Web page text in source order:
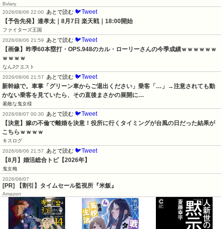
Bvlary
2026/08/06 22:00
あとで読む 🐦Tweet
【予告先発】達孝太｜8月7日 楽天戦｜18:00開始
ファイターズ王国
2026/08/06 21:59
あとで読む 🐦Tweet
【画像】昨季60本塁打・OPS.948のカル・ローリーさんの今季成績ｗｗｗｗｗｗ
ｗｗｗｗ
なんJクエスト
2026/08/06 21:57
あとで読む 🐦Tweet
新幹線で。車掌「グリーン車からご退出ください」乗客「…」→注意されても動
かない乗客を見ていたら、その直後まさかの展開に…
素敵な鬼女様
2026/08/07 00:30
あとで読む 🐦Tweet
【決意】嫁の不倫で離婚を決意！役所に行くタイミングが台風の日だった結果が
こちらｗｗｗｗ
キスログ
2026/08/06 21:57
あとで読む 🐦Tweet
【8月】婚活総合トピ【2026年】
鬼女梅
2026/08/07
[PR] 【割引】タイムセール監視所『米飯』
Amazon